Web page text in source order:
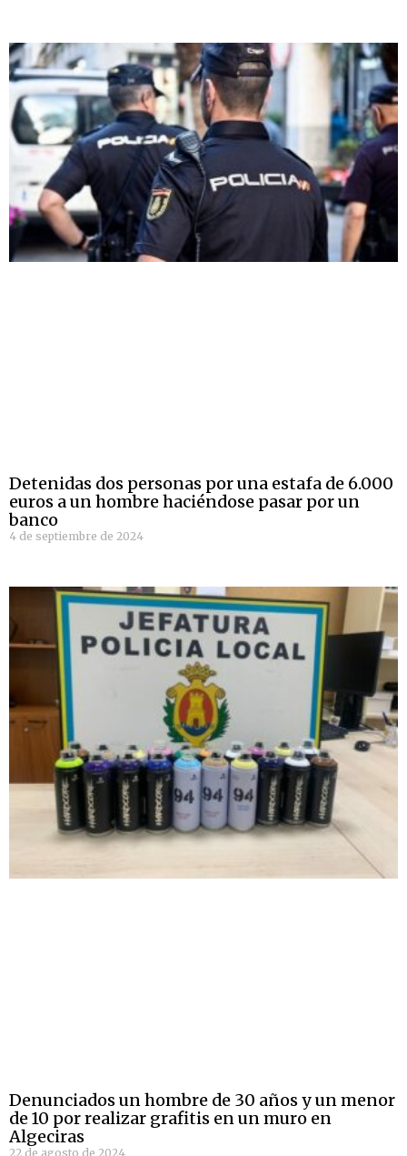
Detenidas dos personas por una estafa de 6.000
euros a un hombre haciéndose pasar por un
banco
4 de septiembre de 2024
Denunciados un hombre de 30 años y un menor
de 10 por realizar grafitis en un muro en
Algeciras
22 de agosto de 2024